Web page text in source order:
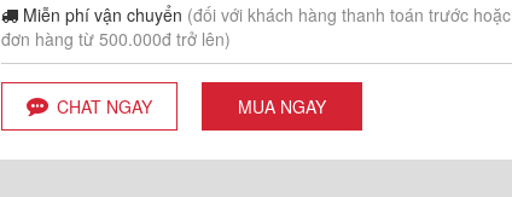
Miễn phí vận chuyển (đối với khách hàng thanh toán trước hoặc
đơn hàng từ 500.000đ trở lên)
CHAT NGAY MUA NGAY